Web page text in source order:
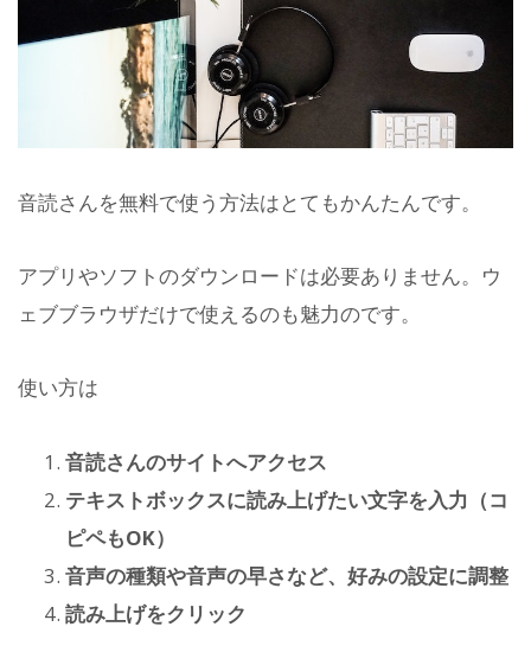
音読さんを無料で使う方法はとてもかんたんです。
アプリやソフトのダウンロードは必要ありません。ウ
ェブブラウザだけで使えるのも魅力のです。
使い方は
音読さんのサイトへアクセス
テキストボックスに読み上げたい文字を入力（コ
ピペもOK）
音声の種類や音声の早さなど、好みの設定に調整
読み上げをクリック